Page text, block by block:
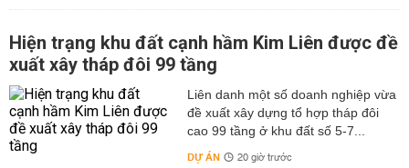
Hiện trạng khu đất cạnh hầm Kim Liên được đề
xuất xây tháp đôi 99 tầng
Liên danh một số doanh nghiệp vừa
đề xuất xây dựng tổ hợp tháp đôi
cao 99 tầng ở khu đất số 5-7...
DỰ ÁN 20 giờ trước